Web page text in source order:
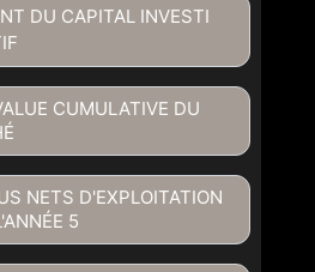
DU CAPITAL INVESTI
CUMULATIVE DU
NETS D'EXPLOITATION
5